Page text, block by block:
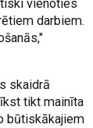
vienoties
darbiem.
skaidrā
tikt mainīta
būtiskākajiem